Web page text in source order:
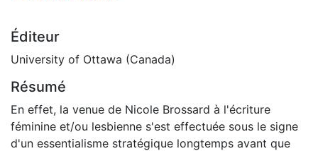
Éditeur
University of Ottawa (Canada)
Résumé
En effet, la venue de Nicole Brossard à l'écriture
féminine et/ou lesbienne s'est effectuée sous le signe
d'un essentialisme stratégique longtemps avant que